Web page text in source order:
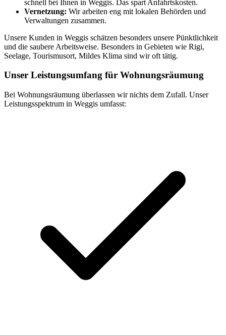
schnell bei Ihnen in Weggis. Das spart Anfahrtskosten.
Vernetzung: Wir arbeiten eng mit lokalen Behörden und
Verwaltungen zusammen.
Unsere Kunden in Weggis schätzen besonders unsere Pünktlichkeit
und die saubere Arbeitsweise. Besonders in Gebieten wie Rigi,
Seelage, Tourismusort, Mildes Klima sind wir oft tätig.
Unser Leistungsumfang für Wohnungsräumung
Bei Wohnungsräumung überlassen wir nichts dem Zufall. Unser
Leistungsspektrum in Weggis umfasst: